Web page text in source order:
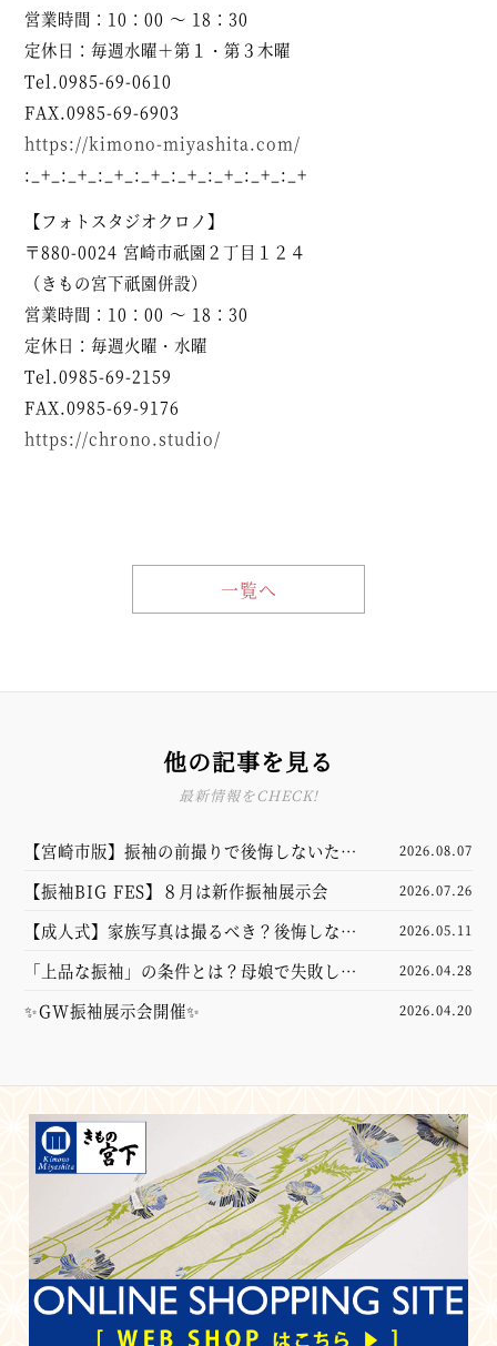
営業時間：10：00 ～ 18：30
定休日：毎週水曜＋第１・第３木曜
Tel.0985-69-0610
FAX.0985-69-6903
https://kimono-miyashita.com/
:_+_:_+_:_+_:_+_:_+_:_+_:_+_:_+
【フォトスタジオクロノ】
〒880-0024 宮崎市祇園２丁目１２４
（きもの宮下祇園併設）
営業時間：10：00 ～ 18：30
定休日：毎週火曜・水曜
Tel.0985-69-2159
FAX.0985-69-9176
https://chrono.studio/
一覧へ
他の記事を見る
最新情報をCHECK!
【宮崎市版】振袖の前撮りで後悔しないため
に！準備・家族写真・スタジオ選びのポイン
トを解説【成人式】
2026.08.07
【振袖BIG FES】８月は新作振袖展示会 2026.07.26
【成人式】家族写真は撮るべき？後悔しない
ための前撮り準備・服装・費用相場をプロが
徹底解説！
2026.05.11
「上品な振袖」の条件とは？母娘で失敗しな
い選び方とコーディネートのポイント
2026.04.28
✨GW振袖展示会開催✨ 2026.04.20